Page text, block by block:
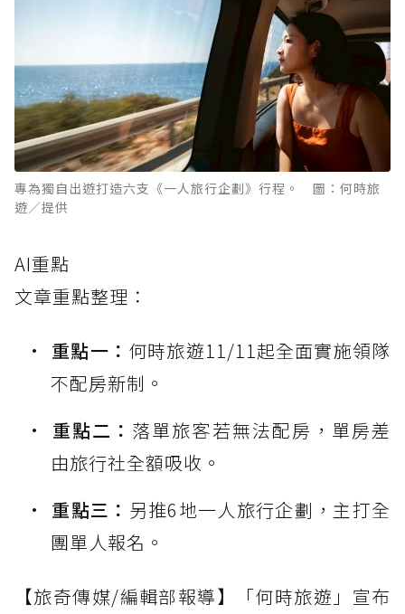
專為獨自出遊打造六支《一人旅行企劃》行程。 圖：何時旅
遊／提供
AI重點
文章重點整理：
重點一： 何時旅遊11/11起全面實施領隊
不配房新制。
重點二： 落單旅客若無法配房，單房差
由旅行社全額吸收。
重點三： 另推6地一人旅行企劃，主打全
團單人報名。
【旅奇傳媒/編輯部報導】「何時旅遊」宣布